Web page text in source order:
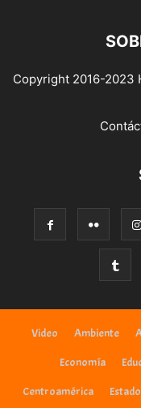
Copyright 2016-2023
Video Ambiente
Economía
Centroamérica